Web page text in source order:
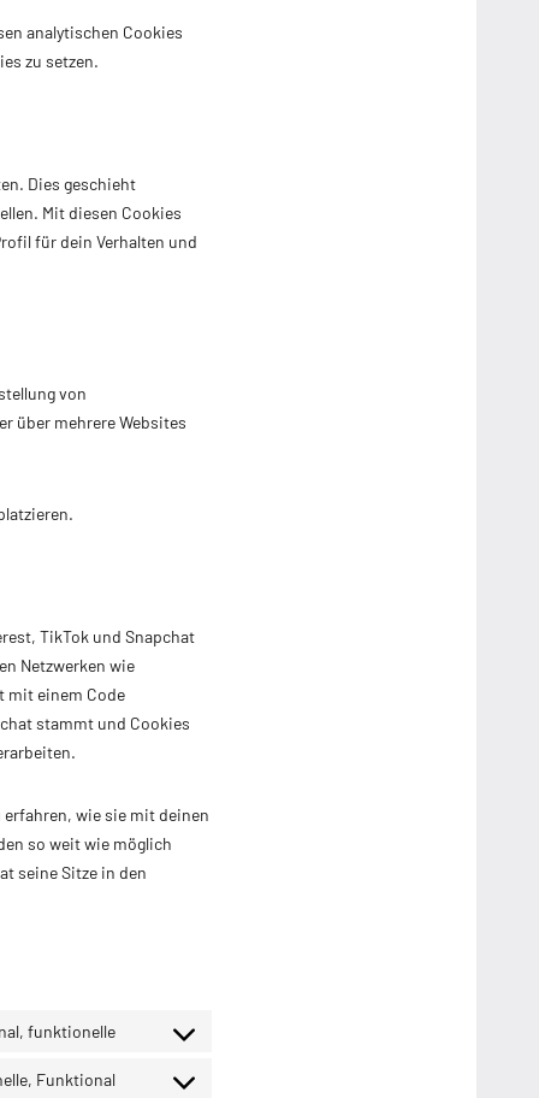
analytischen Cookies
zu setzen.
Dies geschieht
Mit diesen Cookies
für dein Verhalten und
von
über mehrere Websites
TikTok und Snapchat
Netzwerken wie
mit einem Code
stammt und Cookies
erfahren, wie sie mit deinen
so weit wie möglich
seine Sitze in den
funktionelle
Consent
Funktional
Consent